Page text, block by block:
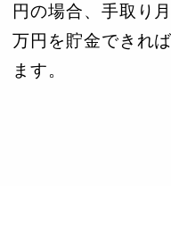
円の場合、手取り
万円を貯金できれ
ます。